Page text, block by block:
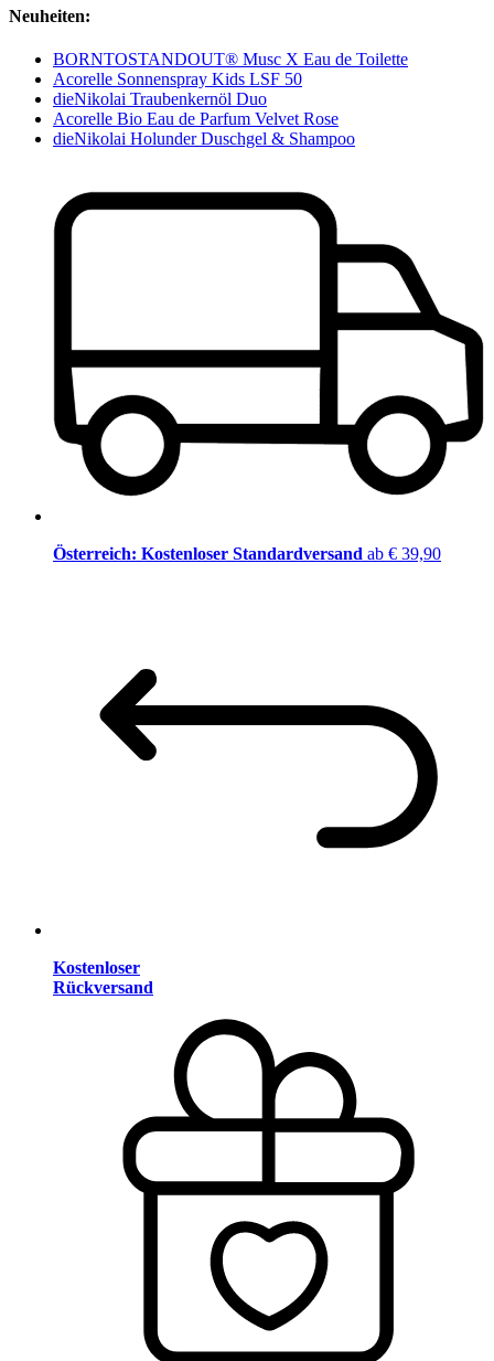
Neuheiten:
BORNTOSTANDOUT® Musc X Eau de Toilette
Acorelle Sonnenspray Kids LSF 50
dieNikolai Traubenkernöl Duo
Acorelle Bio Eau de Parfum Velvet Rose
dieNikolai Holunder Duschgel & Shampoo
Österreich: Kostenloser Standardversand ab € 39,90
Kostenloser
Rückversand